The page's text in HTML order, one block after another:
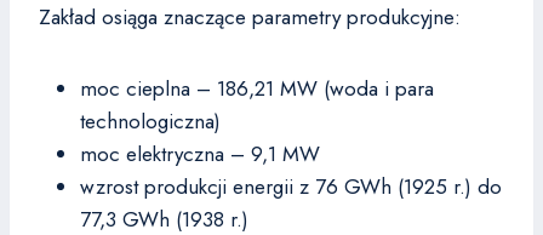
Zakład osiąga znaczące parametry produkcyjne:
moc cieplna – 186,21 MW (woda i para
technologiczna)
moc elektryczna – 9,1 MW
wzrost produkcji energii z 76 GWh (1925 r.) do
77,3 GWh (1938 r.)